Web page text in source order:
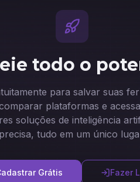
todo o
para salvar suas
plataformas e
soluções de inteligência
precisa, tudo em um único
Grátis Fazer